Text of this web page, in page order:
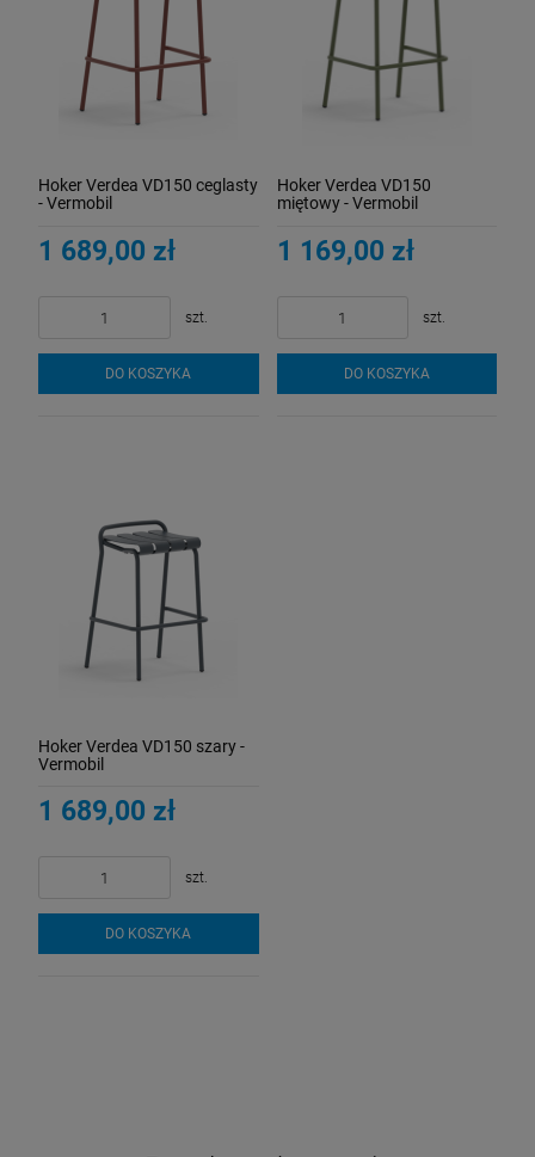
Hoker Verdea VD150 ceglasty
- Vermobil
1 689,00 zł
szt.
DO KOSZYKA
Hoker Verdea VD150
miętowy - Vermobil
1 169,00 zł
szt.
DO KOSZYKA
Hoker Verdea VD150 szary -
Vermobil
1 689,00 zł
szt.
DO KOSZYKA